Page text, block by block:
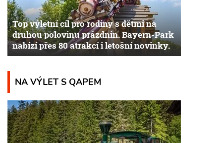
Top výletní cíl pro rodiny s dětmi na
druhou polovinu prázdnin. Bayern-Park
nabízí přes 80 atrakcí i letošní novinky.
NA VÝLET S QAPEM